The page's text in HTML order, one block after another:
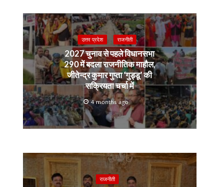
उत्तर प्रदेश राजनीती
2027 चुनाव से पहले विधानसभा
290 में बदला राजनीतिक माहौल,
जीतेन्द्र कुमार गुप्ता ‘गुड्डू’ की
सक्रियता चर्चा में
4 months ago
राजनीती